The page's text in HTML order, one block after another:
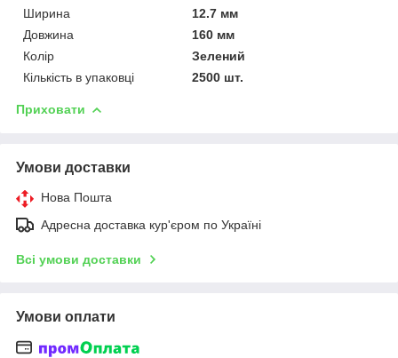
Ширина
12.7 мм
Довжина
160 мм
Колір
Зелений
Кількість в упаковці
2500 шт.
Приховати
Умови доставки
Нова Пошта
Адресна доставка кур'єром по Україні
Всі умови доставки
Умови оплати